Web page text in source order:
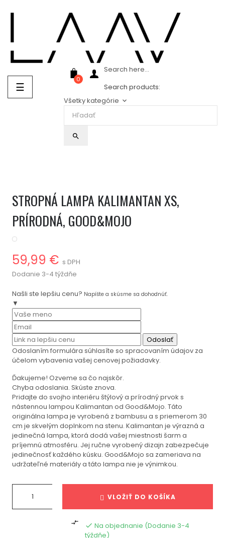
Prepnúť
navigáciu
☰
0
Search here...
Search products:
Všetky kategórie keyboard_arrow_down
search
STROPNÁ LAMPA KALIMANTAN XS,
PRÍRODNÁ, GOOD&MOJO
59,99 € s DPH
Dodanie 3-4 týždňe
Našli ste lepšiu cenu? Napíšte a skúsme sa dohodnúť.
▼
Odoslať
Odoslaním formulára súhlasíte so spracovaním údajov za
účelom vybavenia vašej cenovej požiadavky.
Ďakujeme! Ozveme sa čo najskôr.
Chyba odoslania. Skúste znova.
Pridajte do svojho interiéru štýlový a prírodný prvok s
nástennou lampou Kalimantan od Good&Mojo. Táto
originálna lampa je vyrobená z bambusu a s priemerom 30
cm je skvelým doplnkom na stenu. Kalimantan je výrazná a
jedinečná lampa, ktorá dodá vašej miestnosti šarm a
príjemnú atmosféru. Jej ručne vyrobený dizajn zabezpečuje
jedinečnosť každého kúsku. Good&Mojo sa zameriava na
udržateľné materiály a táto lampa nie je výnimkou.
VLOŽIŤ DO KOŠÍKA
  Na objednanie (Dodanie 3-4
týždňe)